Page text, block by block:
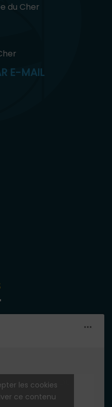
du Cher
E-MAIL
DE LA VALLÉE DU
les cookies
ce contenu